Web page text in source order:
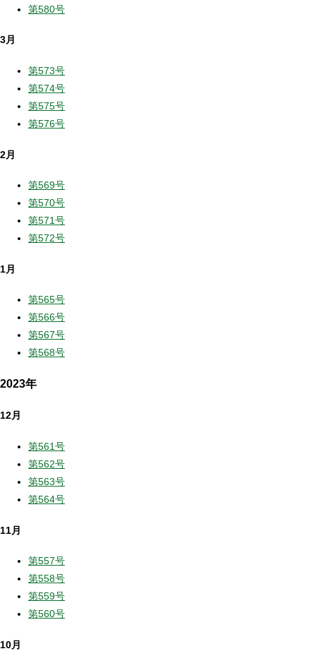
第580号
3月
第573号
第574号
第575号
第576号
2月
第569号
第570号
第571号
第572号
1月
第565号
第566号
第567号
第568号
2023年
12月
第561号
第562号
第563号
第564号
11月
第557号
第558号
第559号
第560号
10月